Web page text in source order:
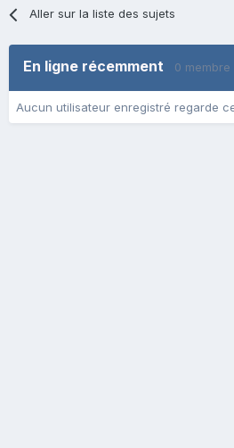
Aller sur la liste des sujets
En ligne récemment 0
Aucun utilisateur enregistré regarde